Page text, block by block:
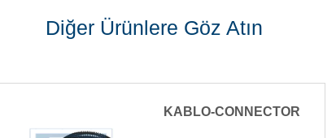
Diğer Ürünlere Göz Atın
KABLO-CONNECTOR